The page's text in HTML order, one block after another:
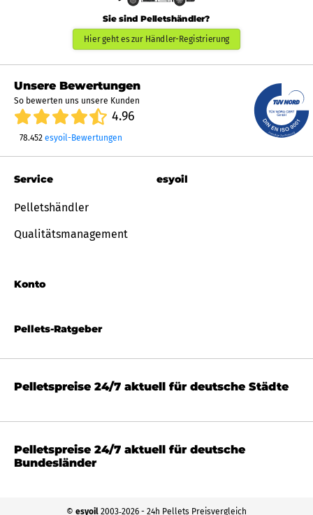
Sie sind Pelletshändler?
Hier geht es zur Händler-Registrierung
Unsere Bewertungen
So bewerten uns unsere Kunden
4.96
78.452 esyoil-Bewertungen
Pellets-Ratgeber
Service
Pelletshändler
Qualitätsmanagement
Konto
esyoil
Pelletspreise 24/7 aktuell für deutsche Städte
Pelletspreise 24/7 aktuell für deutsche
Bundesländer
© esyoil 2003‐2026 - 24h Pellets Preisvergleich